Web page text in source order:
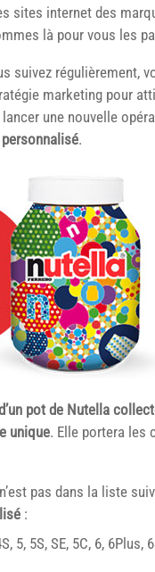
sites internet des
là pour vous les
suivez régulièrement,
marketing pour
lancer une nouvelle
.
pot de Nutella
unique. Elle portera les
pas dans la liste
:
5, 5S, SE, 5C, 6, 6Plus,